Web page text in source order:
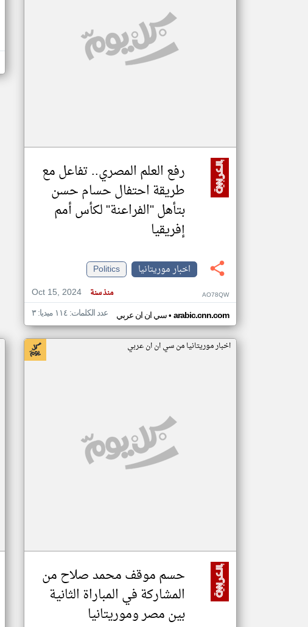
رفع العلم المصري.. تفاعل مع
طريقة احتفال حسام حسن
بتأهل "الفراعنة" لكأس أمم
إفريقيا
اخبار موريتانيا
Politics
Oct 15, 2024
منذ سنة AO78QW
سي ان ان عربي• arabic.cnn.com عدد الكلمات: ١١٤ ميديا: ٣
اخبار موريتانيا من سي ان ان عربي
حسم موقف محمد صلاح من
المشاركة في المباراة الثانية
بين مصر وموريتانيا